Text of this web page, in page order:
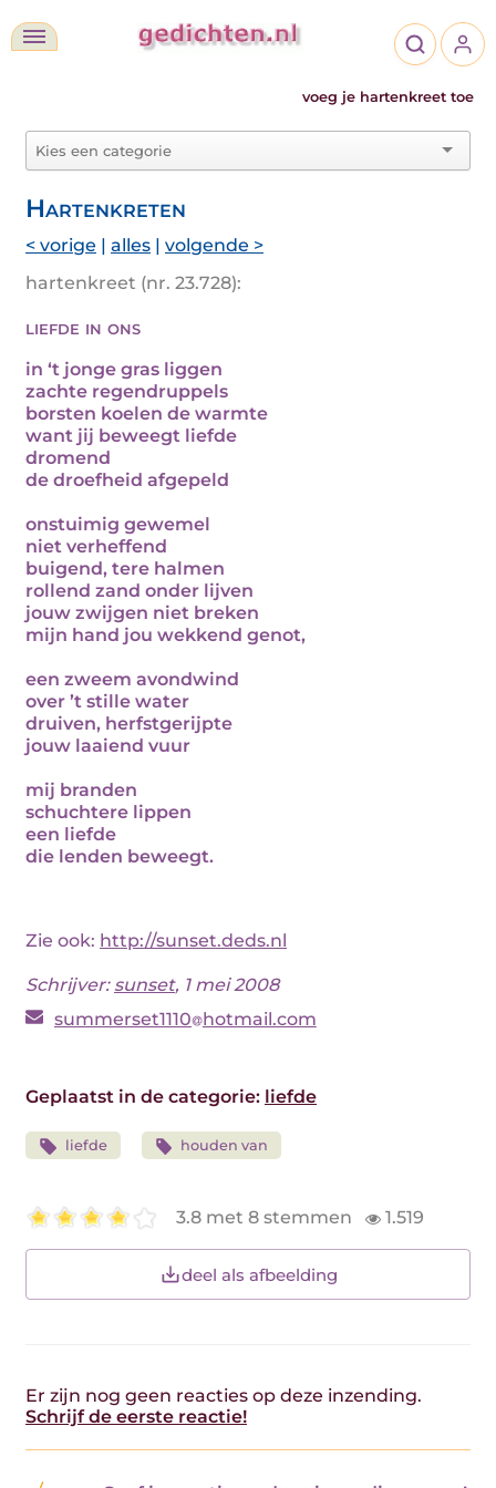
voeg je hartenkreet toe
Hartenkreten
< vorige | alles | volgende >
hartenkreet (nr. 23.728):
liefde in ons
in ‘t jonge gras liggen
zachte regendruppels
borsten koelen de warmte
want jij beweegt liefde
dromend
de droefheid afgepeld
onstuimig gewemel
niet verheffend
buigend, tere halmen
rollend zand onder lijven
jouw zwijgen niet breken
mijn hand jou wekkend genot,
een zweem avondwind
over ’t stille water
druiven, herfstgerijpte
jouw laaiend vuur
mij branden
schuchtere lippen
een liefde
die lenden beweegt.
Zie ook: http://sunset.deds.nl
Schrijver: sunset, 1 mei 2008
summerset1110 hotmail.com
Geplaatst in de categorie: liefde
liefde houden van
3.8 met 8 stemmen 1.519
deel als afbeelding
Er zijn nog geen reacties op deze inzending.
Schrijf de eerste reactie!